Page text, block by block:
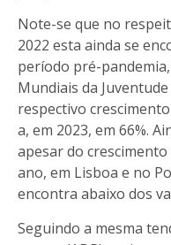
Note-se que no
2022 esta ainda se
período pré-
Mundiais da
respectivo
a, em 2023, em 66%.
apesar do
ano, em Lisboa e no
encontra abaixo dos
Seguindo a mesma